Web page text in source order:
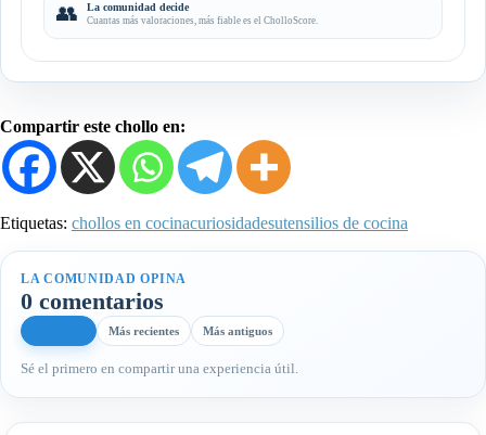
👥 La comunidad decide
Cuantas más valoraciones, más fiable es el CholloScore.
Compartir este chollo en:
Etiquetas: chollos en cocinacuriosidadesutensilios de cocina
LA COMUNIDAD OPINA
0 comentarios
Más recientes Más antiguos
Sé el primero en compartir una experiencia útil.